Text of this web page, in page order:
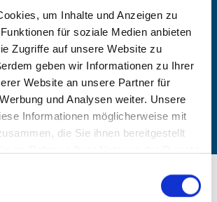
um Inhalte und Anzeigen zu
für soziale Medien anbieten
Zugriffe auf unsere Website zu
geben wir Informationen zu Ihrer
Website an unsere Partner für
und Analysen weiter. Unsere
Informationen möglicherweise mit
die Sie ihnen bereitgestellt
unsere Webseite weiterhin nutzen.
Zimmer finden